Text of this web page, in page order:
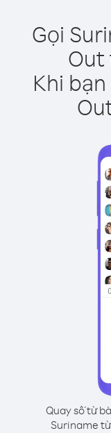
Gọi
Out
Khi
Quay số từ
Suriname